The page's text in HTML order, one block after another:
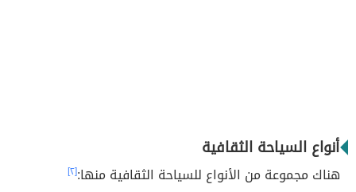
أنواع السياحة الثقافية
هناك مجموعة من الأنواع للسياحة الثقافية منها:[٢]